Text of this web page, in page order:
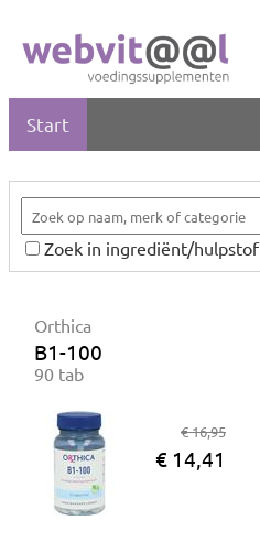
Start
Zoek in ingrediënt/hulpstof
Orthica
B1-100
90 tab
€ 16,95
€ 14,41